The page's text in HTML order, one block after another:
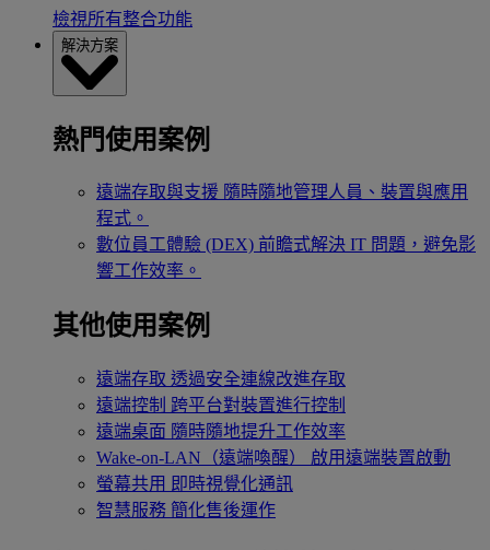
檢視所有整合功能
解決方案
熱門使用案例
遠端存取與支援 隨時隨地管理人員、裝置與應用
程式。
數位員工體驗 (DEX) 前瞻式解決 IT 問題，避免影
響工作效率。
其他使用案例
遠端存取 透過安全連線改進存取
遠端控制 跨平台對裝置進行控制
遠端桌面 隨時隨地提升工作效率
Wake-on-LAN（遠端喚醒）
啟用遠端裝置啟動
螢幕共用 即時視覺化通訊
智慧服務 簡化售後運作